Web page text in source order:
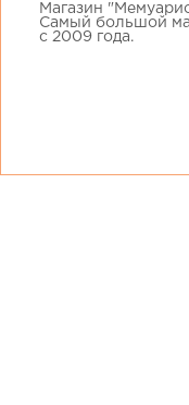
Магазин
Самый большой
с 2009 года.